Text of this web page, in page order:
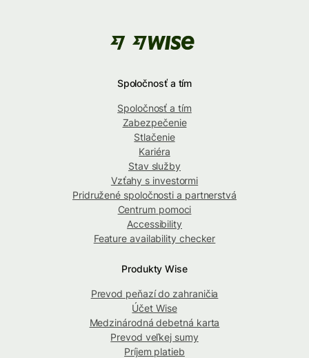
Spoločnosť a tím
Spoločnosť a tím
Zabezpečenie
Stlačenie
Kariéra
Stav služby
Vzťahy s investormi
Pridružené spoločnosti a partnerstvá
Centrum pomoci
Accessibility
Feature availability checker
Produkty Wise
Prevod peňazí do zahraničia
Účet Wise
Medzinárodná debetná karta
Prevod veľkej sumy
Príjem platieb